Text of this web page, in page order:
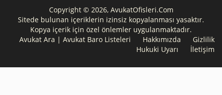
Copyright © 2026, AvukatOfisleri.Com
Sitede bulunan içeriklerin izinsiz kopyalanması yasaktır.
Kopya içerik için özel önlemler uygulanmaktadır.
Avukat Ara | Avukat Baro Listeleri
Hakkımızda
Gizlilik
Hukuki Uyarı
İletişim